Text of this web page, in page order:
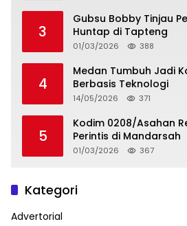
3
Gubsu Bobby Tinjau
Huntap di Tapteng
01/03/2026 388
4
Medan Tumbuh Jadi
Berbasis Teknologi
14/05/2026 371
5
Kodim 0208/Asahan
Perintis di Mandarsah
01/03/2026 367
Kategori
Advertorial